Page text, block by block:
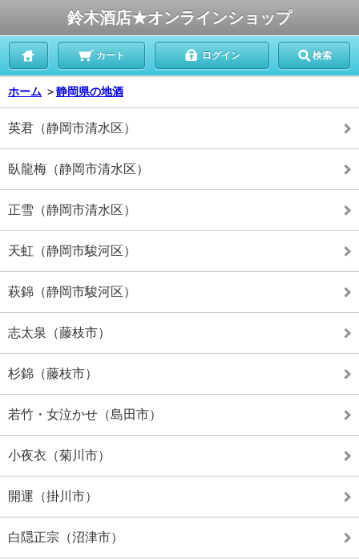
鈴木酒店★オンラインショップ
カート ログイン 検索
ホーム ＞静岡県の地酒
英君（静岡市清水区）
臥龍梅（静岡市清水区）
正雪（静岡市清水区）
天虹（静岡市駿河区）
萩錦（静岡市駿河区）
志太泉（藤枝市）
杉錦（藤枝市）
若竹・女泣かせ（島田市）
小夜衣（菊川市）
開運（掛川市）
白隠正宗（沼津市）